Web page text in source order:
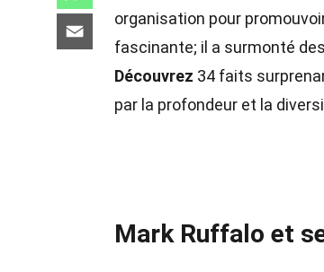
organisation pour
fascinante; il a surmonté
Découvrez 34 faits
par la profondeur et la
Mark Ruffalo et